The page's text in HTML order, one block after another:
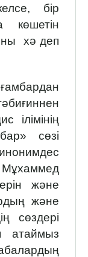
бір
көшетін
хә деп
ілімінің
сөзі
және
және
сөздері
атаймыз